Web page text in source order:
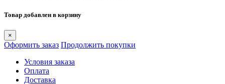
Товар добавлен в корзину
×
Оформить заказ Продолжить покупки
Условия заказа
Оплата
Доставка